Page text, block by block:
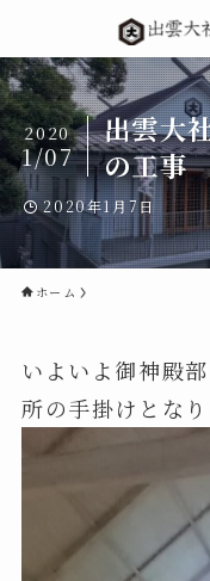
出雲大
の工事
2020
1/07
2020年1月7日
ホーム
いよいよ御神殿
所の手掛けとなり